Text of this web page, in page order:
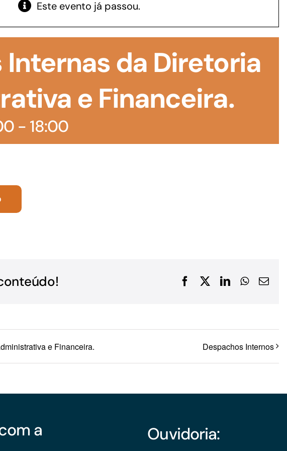
operacionais
realizar obras, dentre outros serviços
Este evento já passou.
Internas da Diretoria
e Financeira.
- 18:00
FacebookLinkedInWhatsApp
E-
e Financeira. Despachos Internos
a
Ouvidoria: